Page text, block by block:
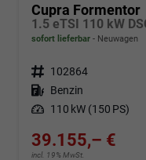
Cupra Formentor
sofort lieferbar Neuwagen
Fahrzeugnr. 102864
Kraftstoff Benzin
Leistung 110 kW (150 PS)
39.155,– €
incl. 19% MwSt.